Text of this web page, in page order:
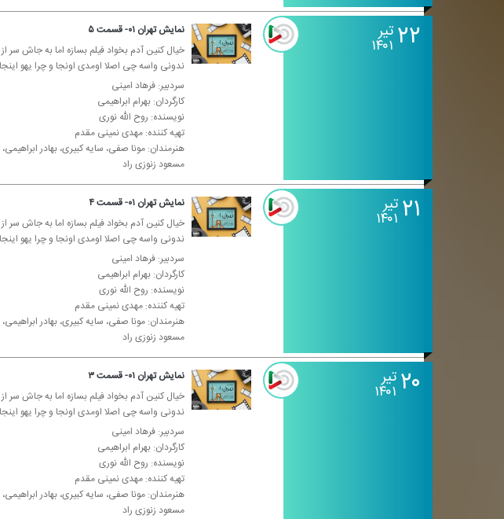
۲۲تیر
۱۴۰۱
نمایش تهران ۰۱- قسمت ۵
خیال كنین آدم بخواد فیلم بسازه اما به جاش سر
ندونی واسه چی اصلا اومدی اونجا و چرا یهو
سردبیر: فرهاد امینی
كارگردان: بهرام ابراهیمی
نویسنده: روح الله نوری
تهیه كننده: مهدی نمینی مقدم
هنرمندان: مونا صفی، سایه كبیری، بهادر
مسعود زنوزی راد
۲۱تیر
۱۴۰۱
نمایش تهران ۰۱- قسمت ۴
خیال كنین آدم بخواد فیلم بسازه اما به جاش سر
ندونی واسه چی اصلا اومدی اونجا و چرا یهو
سردبیر: فرهاد امینی
كارگردان: بهرام ابراهیمی
نویسنده: روح الله نوری
تهیه كننده: مهدی نمینی مقدم
هنرمندان: مونا صفی، سایه كبیری، بهادر
مسعود زنوزی راد
۲۰تیر
۱۴۰۱
نمایش تهران ۰۱- قسمت ۳
خیال كنین آدم بخواد فیلم بسازه اما به جاش سر
ندونی واسه چی اصلا اومدی اونجا و چرا یهو
سردبیر: فرهاد امینی
كارگردان: بهرام ابراهیمی
نویسنده: روح الله نوری
تهیه كننده: مهدی نمینی مقدم
هنرمندان: مونا صفی، سایه كبیری، بهادر
مسعود زنوزی راد